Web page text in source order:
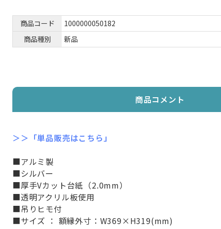
商品コード
1000000050182
商品種別
新品
商品コメント
＞＞「単品販売はこちら」
■アルミ製
■シルバー
■厚手Vカット台紙（2.0mm）
■透明アクリル板使用
■吊りヒモ付
■サイズ ： 額縁外寸：W369×H319(mm)